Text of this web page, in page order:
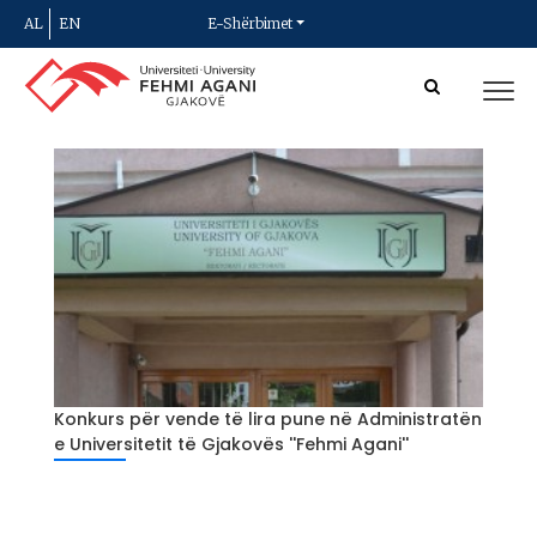
AL EN E-Shërbimet
Konkurs për vende të lira pune në Administratën
e Universitetit të Gjakovës ''Fehmi Agani''